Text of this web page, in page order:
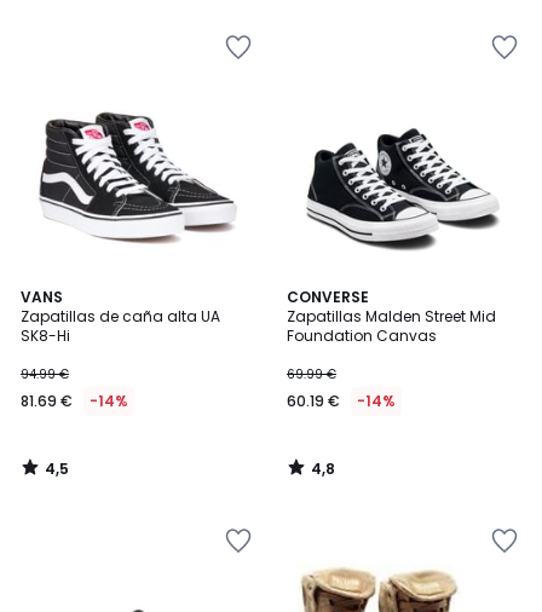
VANS
Zapatillas de caña alta UA
SK8-Hi
94.99 €
81.69 € -14%
4,5
/ 5
4,5
/
CONVERSE
Zapatillas Malden Street Mid
Foundation Canvas
69.99 €
60.19 € -14%
4,8
/ 5
4,8
/